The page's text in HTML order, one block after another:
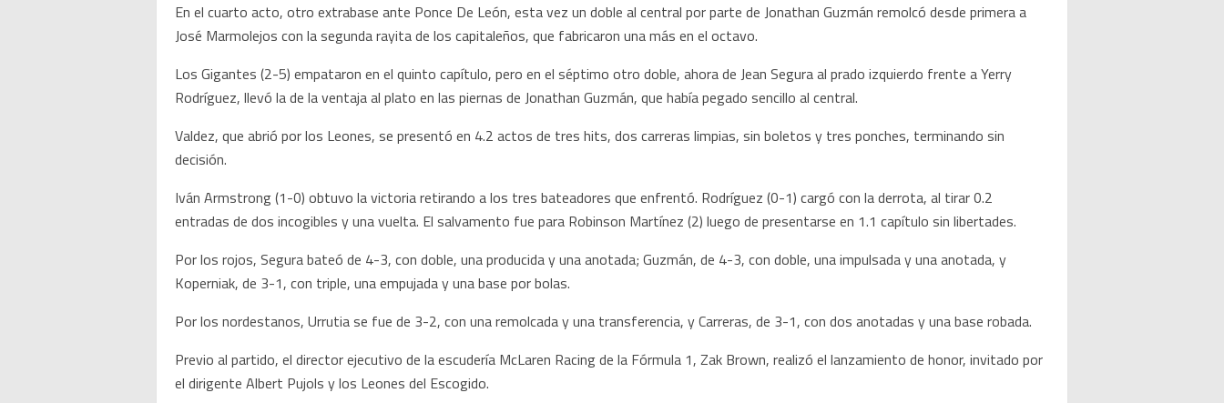
En el cuarto acto, otro extrabase ante Ponce De León, esta vez un doble al central por parte de Jonathan Guzmán remolcó desde primera a
José Marmolejos con la segunda rayita de los capitaleños, que fabricaron una más en el octavo.
Los Gigantes (2-5) empataron en el quinto capítulo, pero en el séptimo otro doble, ahora de Jean Segura al prado izquierdo frente a Yerry
Rodríguez, llevó la de la ventaja al plato en las piernas de Jonathan Guzmán, que había pegado sencillo al central.
Valdez, que abrió por los Leones, se presentó en 4.2 actos de tres hits, dos carreras limpias, sin boletos y tres ponches, terminando sin
decisión.
Iván Armstrong (1-0) obtuvo la victoria retirando a los tres bateadores que enfrentó. Rodríguez (0-1) cargó con la derrota, al tirar 0.2
entradas de dos incogibles y una vuelta. El salvamento fue para Robinson Martínez (2) luego de presentarse en 1.1 capítulo sin libertades.
Por los rojos, Segura bateó de 4-3, con doble, una producida y una anotada; Guzmán, de 4-3, con doble, una impulsada y una anotada, y
Koperniak, de 3-1, con triple, una empujada y una base por bolas.
Por los nordestanos, Urrutia se fue de 3-2, con una remolcada y una transferencia, y Carreras, de 3-1, con dos anotadas y una base robada.
Previo al partido, el director ejecutivo de la escudería McLaren Racing de la Fórmula 1, Zak Brown, realizó el lanzamiento de honor, invitado por
el dirigente Albert Pujols y los Leones del Escogido.